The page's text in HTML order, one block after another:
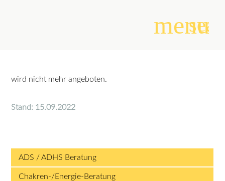
menu
Suchbegriffe
wird nicht mehr angeboten.
Stand: 15.09.2022
ADS / ADHS Beratung
Chakren-/Energie-Beratung